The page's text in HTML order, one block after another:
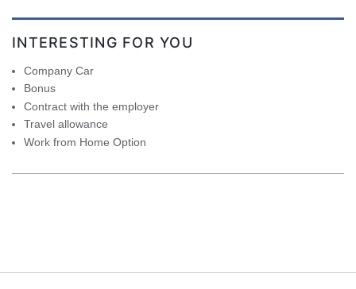
INTERESTING FOR YOU
Company Car
Bonus
Contract with the employer
Travel allowance
Work from Home Option